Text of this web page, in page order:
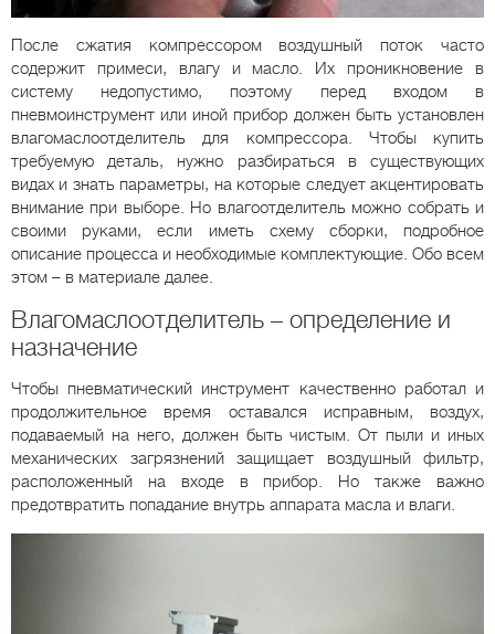
После сжатия компрессором воздушный поток часто
содержит примеси, влагу и масло. Их проникновение в
систему недопустимо, поэтому перед входом в
пневмоинструмент или иной прибор должен быть установлен
влагомаслоотделитель для компрессора. Чтобы купить
требуемую деталь, нужно разбираться в существующих
видах и знать параметры, на которые следует акцентировать
внимание при выборе. Но влагоотделитель можно собрать и
своими руками, если иметь схему сборки, подробное
описание процесса и необходимые комплектующие. Обо всем
этом – в материале далее.
Влагомаслоотделитель – определение и
назначение
Чтобы пневматический инструмент качественно работал и
продолжительное время оставался исправным, воздух,
подаваемый на него, должен быть чистым. От пыли и иных
механических загрязнений защищает воздушный фильтр,
расположенный на входе в прибор. Но также важно
предотвратить попадание внутрь аппарата масла и влаги.